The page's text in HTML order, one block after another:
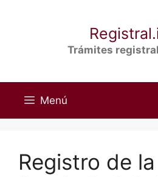
Trámites
Menú
Registro de la